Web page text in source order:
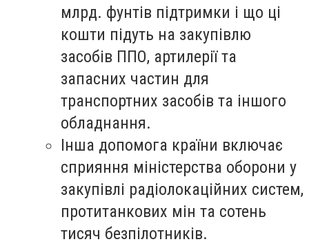
млрд. фунтів підтримки і що ці
кошти підуть на закупівлю
засобів ППО, артилерії та
запасних частин для
транспортних засобів та іншого
обладнання.
Інша допомога країни включає
сприяння міністерства оборони у
закупівлі радіолокаційних систем,
протитанкових мін та сотень
тисяч безпілотників.